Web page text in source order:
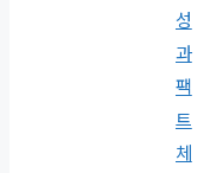
성
과
팩
트
체